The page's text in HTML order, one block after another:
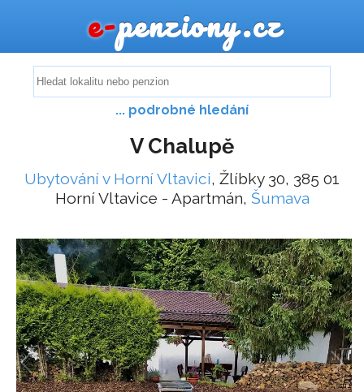
e-penziony.cz
... podrobné hledání
V Chalupě
Ubytování v Horní Vltavici, Žlíbky 30, 385 01
Horní Vltavice - Apartmán, Šumava